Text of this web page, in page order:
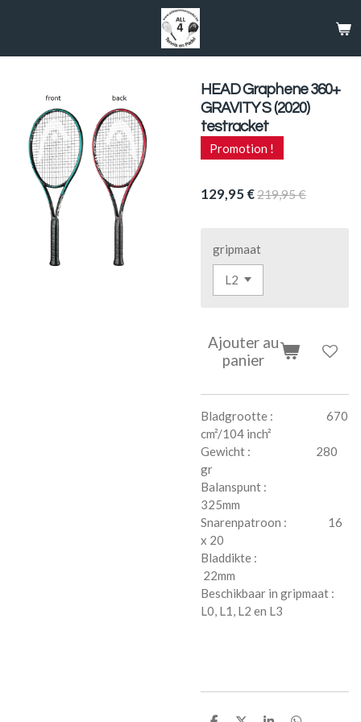
HEAD Graphene 360+
GRAVITY S (2020)
testracket
Promotion !
129,95 €219,95 €
gripmaat
Ajouter au
panier
Bladgrootte : 670
cm²/104 inch²
Gewicht : 280
gr
Balanspunt :
325mm
Snarenpatroon : 16
x 20
Bladdikte :
22mm
Beschikbaar in gripmaat :
L0, L1, L2 en L3